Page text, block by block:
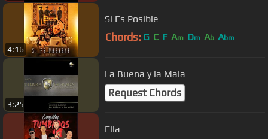
4:16
Si Es Posible
Chords: G C F Am Dm Ab Abm
3:25
La Buena y la Mala
Request Chords
Ella